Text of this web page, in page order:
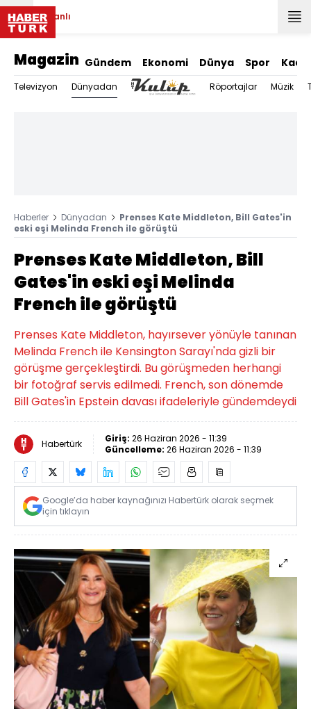
Canlı
Magazin Gündem Ekonomi Dünya Spor
Televizyon Dünyadan Röportajlar Müzik
Haberler Dünyadan
Prenses Kate Middleton, Bill Gates'in
eski eşi Melinda French ile görüştü
Prenses Kate Middleton, Bill
Gates'in eski eşi Melinda
French ile görüştü
Prenses Kate Middleton, hayırsever yönüyle tanınan
Melinda French ile Kensington Sarayı'nda gizli bir
görüşme gerçekleştirdi. Bu görüşmeden herhangi
bir fotoğraf servis edilmedi. French, son dönemde
Bill Gates'in Epstein davası ifadeleriyle gündemdeydi
Habertürk Giriş: 26 Haziran 2026 - 11:39
Güncelleme: 26 Haziran 2026 - 11:39
Google’da haber kaynağınızı Habertürk olarak seçmek
için tıklayın